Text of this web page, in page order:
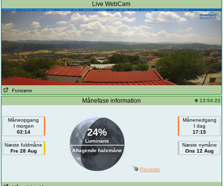
Live WebCam
Forstørre
Månefase information 13:54:22
Måneopgang
I morgen
02:14
Næste fuldmåne
Fre 28 Aug
24%
Luminans
Aftagende halvmåne
Månenedgang
I dag
17:15
Næste nymåne
Ons 12 Aug
Perseids